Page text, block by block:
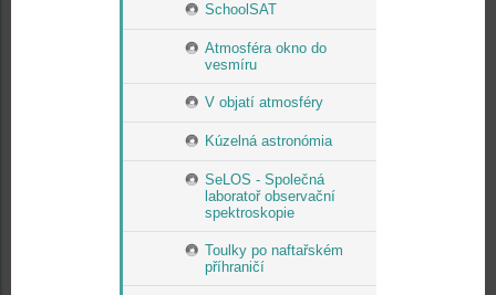
SchoolSAT
Atmosféra okno do
vesmíru
V objatí atmosféry
Kúzelná astronómia
SeLOS - Společná
laboratoř observační
spektroskopie
Toulky po naftařském
příhraničí